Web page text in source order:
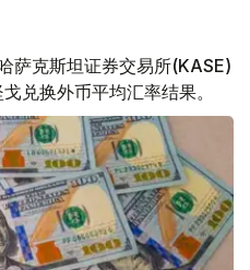
萨克斯坦证券交易所(KASE)
兑换外币平均汇率结果。